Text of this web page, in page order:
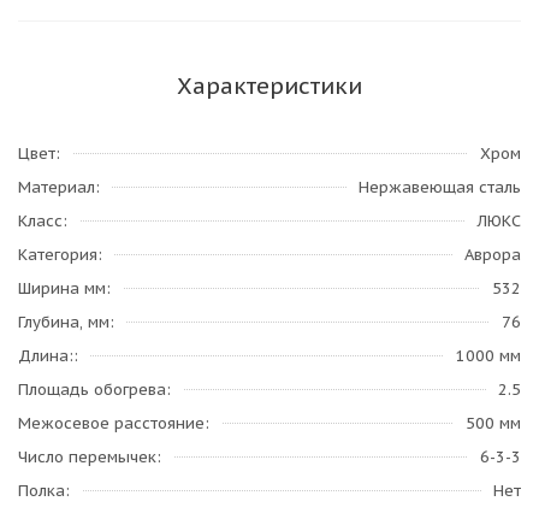
Характеристики
Цвет
Хром
Материал
Нержавеющая сталь
Класс
ЛЮКС
Категория
Аврора
Ширина мм
532
Глубина, мм
76
Длина:
1000 мм
Площадь обогрева
2.5
Межосевое расстояние
500 мм
Число перемычек
6-3-3
Полка
Нет